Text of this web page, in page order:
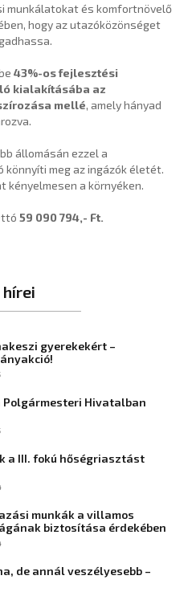
munkálatokat és komfortnövelő
hogy az utazóközönséget
43%-os fejlesztési
kialakításába az
mellé, amely hányad
állomásán ezzel a
könnyíti meg az ingázók életét.
kényelmesen a környéken.
59 090 794,- Ft.
gyerekekért –
Hivatalban
a III. fokú hőségriasztást
munkák a villamos
biztosítása érdekében
de annál veszélyesebb –